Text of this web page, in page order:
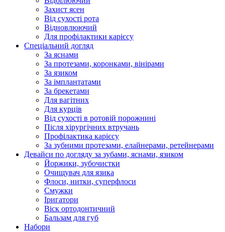
Захист ясен
Від сухості рота
Відновлюючий
Для профілактики карієсу
Спеціальний догляд
За яснами
За протезами, коронками, вінірами
За язиком
За імплантатами
За брекетами
Для вагітних
Для курців
Від сухості в ротовій порожнині
Після хірургічних втручань
Профілактика карієсу
За зубними протезами, елайнерами, ретейнерами
Девайси по догляду за зубами, яснами, язиком
Йоржики, зубочистки
Очищувач для язика
Флоси, нитки, суперфлоси
Смужки
Іригатори
Віск ортодонтичний
Бальзам для губ
Набори